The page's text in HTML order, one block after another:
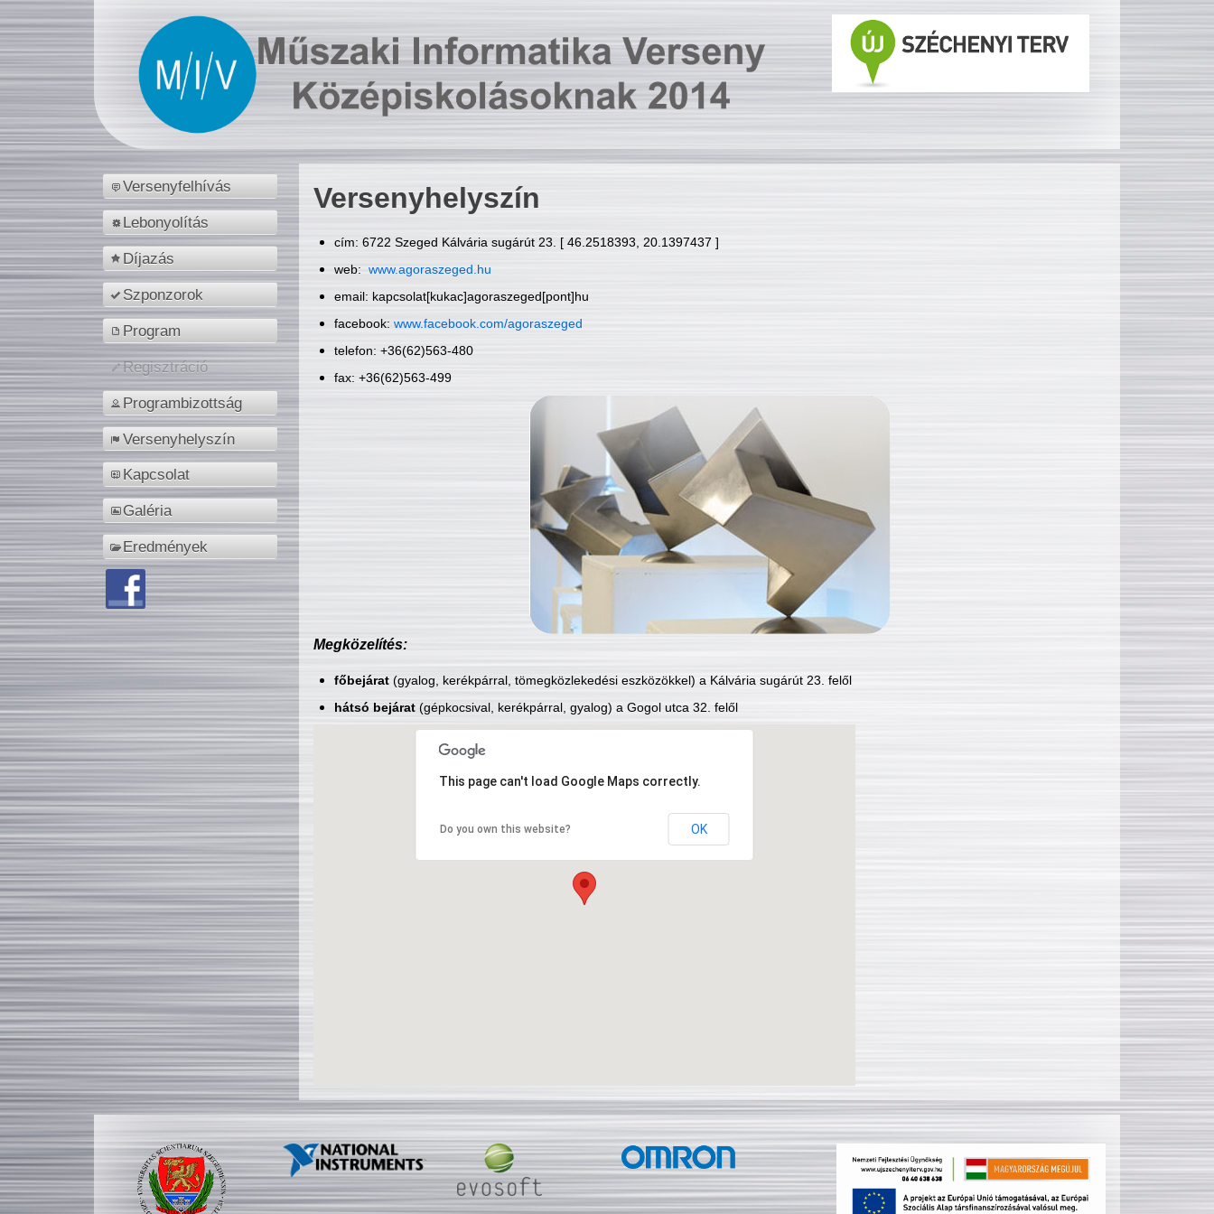
Versenyfelhívás
Lebonyolítás
Díjazás
Szponzorok
Program
Regisztráció
Programbizottság
Versenyhelyszín
Kapcsolat
Galéria
Eredmények
Versenyhelyszín
cím: 6722 Szeged Kálvária sugárút 23. [ 46.2518393, 20.1397437 ]
web: www.agoraszeged.hu
email: kapcsolat[kukac]agoraszeged[pont]hu
facebook: www.facebook.com/agoraszeged
telefon: +36(62)563-480
fax: +36(62)563-499
Megközelítés:
főbejárat(gyalog, kerékpárral, tömegközlekedési eszközökkel) a Kálvária sugárút 23. felől
hátsó bejárat(gépkocsival, kerékpárral, gyalog) a Gogol utca 32. felől
This page can't load Google Maps correctly.
Do you own this website? OK